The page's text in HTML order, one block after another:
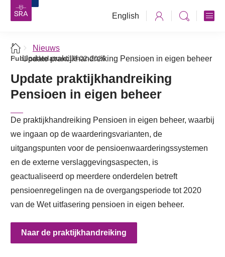
English
Nieuws
Update praktijkhandreiking Pensioen in eigen beheer
Publicatiedatum:19-02-2026
Update praktijkhandreiking
Pensioen in eigen beheer
De praktijkhandreiking Pensioen in eigen beheer, waarbij
we ingaan op de waarderingsvarianten, de
uitgangspunten voor de pensioenwaarderingssystemen
en de externe verslaggevingsaspecten, is
geactualiseerd op meerdere onderdelen betreft
pensioenregelingen na de overgangsperiode tot 2020
van de Wet uitfasering pensioen in eigen beheer.
Naar de praktijkhandreiking